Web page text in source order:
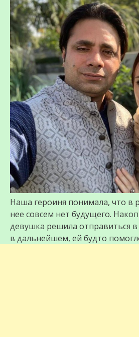
Наша героиня понимала, что в
нее совсем нет будущего.
девушка решила отправиться
в дальнейшем, ей будто